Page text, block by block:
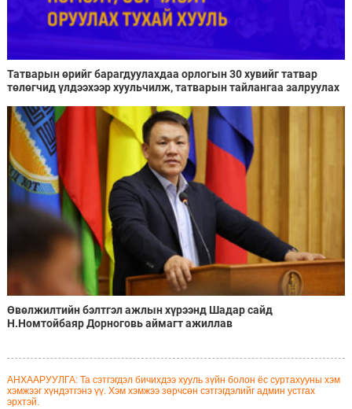
Татварын өрийг барагдуулахдаа орлогын 30 хувийг татвар
төлөгчид үлдээхээр хуульчилж, татварын тайлангаа залруулах
Өвөлжилтийн бэлтгэл ажлын хүрээнд Шадар сайд
Н.Номтойбаяр Дорноговь аймагт ажиллав
АНХААРУУЛГА: Та сэтгэгдэл бичихдээ хууль зүйн болон ёс суртахууны хэм
хэмжээг хүндэтгэнэ үү. Хэм хэмжээ зөрчсөн сэтгэгдэлийг админ устгах
эрхтэй.